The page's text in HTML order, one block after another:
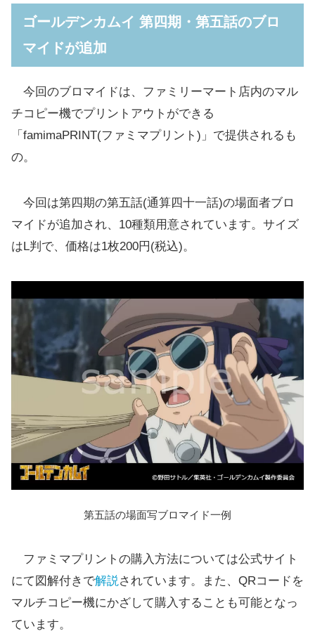
ゴールデンカムイ 第四期・第五話のブロ
マイドが追加
今回のブロマイドは、ファミリーマート店内のマル
チコピー機でプリントアウトができる
「famimaPRINT(ファミマプリント)」で提供されるも
の。
今回は第四期の第五話(通算四十一話)の場面者ブロ
マイドが追加され、10種類用意されています。サイズ
はL判で、価格は1枚200円(税込)。
第五話の場面写ブロマイド一例
ファミマプリントの購入方法については公式サイト
にて図解付きで解説 されています。また、QRコードを
マルチコピー機にかざして購入することも可能となっ
ています。